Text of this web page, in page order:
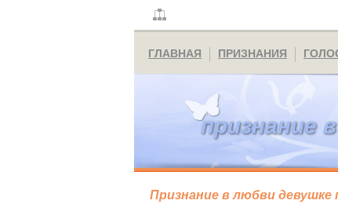
Признание в любви
признание
ГЛАВНАЯ ПРИЗНАНИЯ